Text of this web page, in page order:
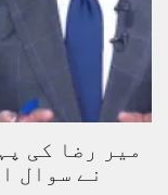
میر رضا کی
نے سوال